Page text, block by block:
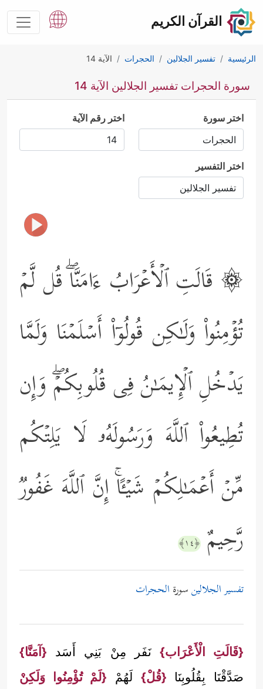
القرآن الكريم
الرئيسية تفسير الجلالين الحجرات الآية 14
سورة الحجرات تفسير الجلالين الآية 14
اختر سورة اختر رقم الآية
اختر التفسير
۞ قَالَتِ ٱلۡأَعۡرَابُ ءَامَنَّاۖ قُل لَّمۡ
تُؤۡمِنُواْ وَلَـٰكِن قُولُوۤاْ أَسۡلَمۡنَا وَلَمَّا
یَدۡخُلِ ٱلۡإِیمَـٰنُ فِی قُلُوبِكُمۡۖ وَإِن
تُطِیعُواْ ٱللَّهَ وَرَسُولَهُۥ لَا یَلِتۡكُم
مِّنۡ أَعۡمَـٰلِكُمۡ شَیۡـًٔاۚ إِنَّ ٱللَّهَ غَفُورࣱ
رَّحِیمٌ ﴿١٤﴾
تفسير الجلالينسورة الحجرات
{قَالَتِ الْأَعْرَاب} نَفَر مِنْ بَنِي أَسَد {آمَنَّا}
صَدَّقْنَا بِقُلُوبِنَا {قُلْ} لَهُمْ {لَمْ تُؤْمِنُوا وَلَكِنْ